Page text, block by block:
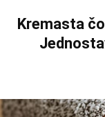
Kremasta